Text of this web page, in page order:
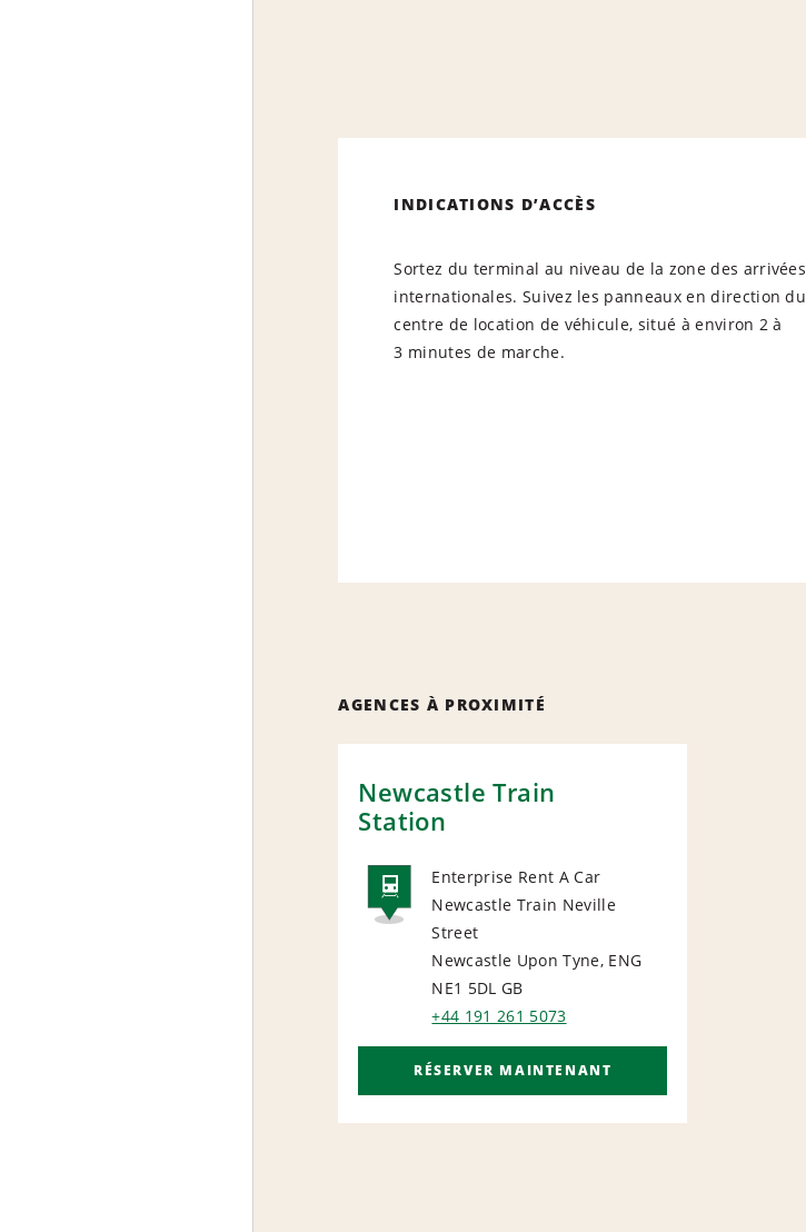
INDICATIONS D’ACCÈS
Sortez du terminal au niveau de la zone des arrivées
internationales. Suivez les panneaux en direction du
centre de location de véhicule, situé à environ 2 à
3 minutes de marche.
AGENCES À PROXIMITÉ
Newcastle Train
Station
RAIL
Enterprise Rent A Car
Newcastle Train Neville
Street
Newcastle Upon Tyne, ENG
NE1 5DL GB
+44 191 261 5073
RÉSERVER MAINTENANT